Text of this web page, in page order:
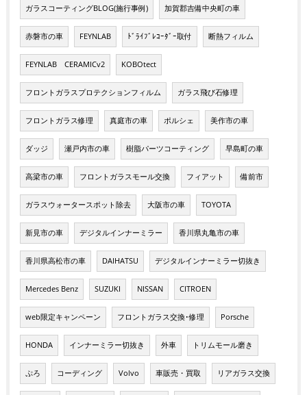
ガラスコーティングBLOG(施行事例) 加賀郡吉備中央町の車
赤磐市の車 FEYNLAB ﾄﾞﾗｲﾌﾞﾚｺｰﾀﾞｰ取付 断熱フィルム
FEYNLAB CERAMICv2 KOBOtect
フロントガラスプロテクションフィルム ガラス飛び石修理
フロントガラス修理 真庭市の車 ポルシェ 美作市の車
ダッジ 瀬戸内市の車 樹脂パーツコーティング 早島町の車
高梁市の車 フロントガラスモール交換 フィアット 備前市
ガラスウォータースポット除去 大阪市の車 TOYOTA
新見市の車 デジタルインナーミラー 香川県丸亀市の車
香川県高松市の車 DAIHATSU デジタルインナーミラー切抜き
Mercedes Benz SUZUKI NISSAN CITROEN
web限定キャンペーン フロントガラス交換･修理 Porsche
HONDA インナーミラー切抜き 外車 トリムモール磨き
ぷろ コーディング Volvo 車販売・買取 リアガラス交換